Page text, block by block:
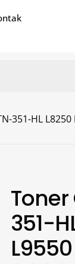
351-HL L8250
351-
L9550